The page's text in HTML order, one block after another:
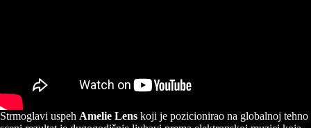
Strmoglavi uspeh Amelie Lens koji je pozicionirao na globalnoj tehno